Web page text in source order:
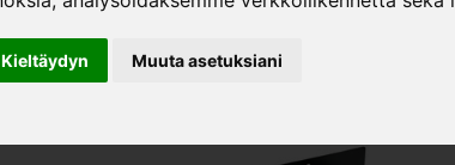
Kieltäydyn Muuta asetuksiani